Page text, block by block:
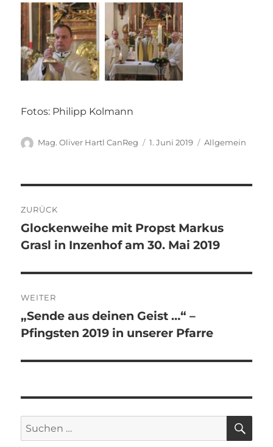
Fotos: Philipp Kolmann
Autor
Mag. Oliver Hartl CanReg
Veröffentlicht
1. Juni 2019 Kategorien
Allgemein
ZURÜCK
Vorheriger
Beitrag:
Glockenweihe mit Propst Markus
Grasl in Inzenhof am 30. Mai 2019
WEITER
Nächster
Beitrag:
„Sende aus deinen Geist …“ –
Pfingsten 2019 in unserer Pfarre
Suchen
nach: